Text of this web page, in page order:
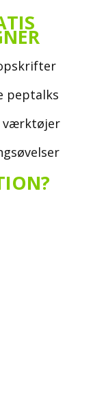
peptalks
værktøjer